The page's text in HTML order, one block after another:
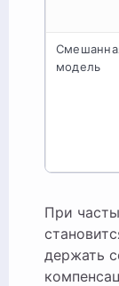
модель
При
держать